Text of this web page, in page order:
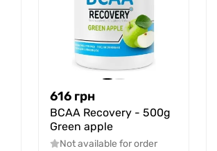
616 грн
BCAA Recovery - 500g
Green apple
Not available for order